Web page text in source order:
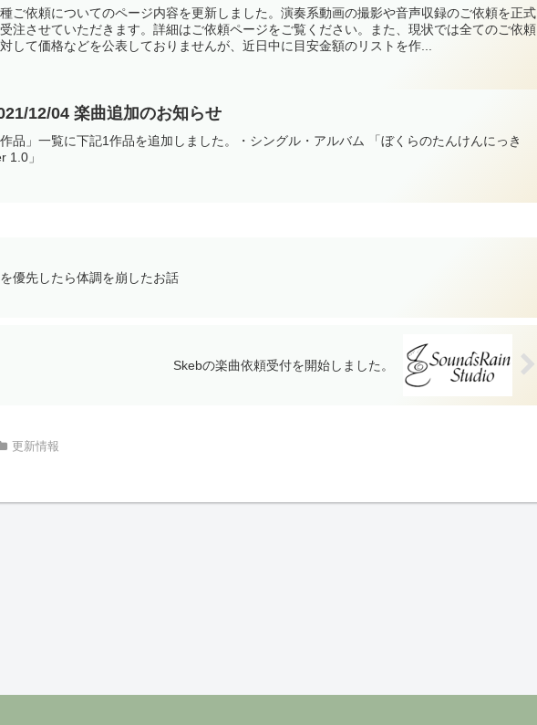
ご依頼についてのページ内容を更新しました。演奏系動画の撮影や音声収録のご依頼を正式
注させていただきます。詳細はご依頼ページをご覧ください。また、現状では全てのご依頼
して価格などを公表しておりませんが、近日中に目安金額のリストを作...
12/04 楽曲追加のお知らせ
作品」一覧に下記1作品を追加しました。・シングル・アルバム 「ぼくらのたんけんにっき
1.0」
優先したら体調を崩したお話
Skebの楽曲依頼受付を開始しました。
更新情報